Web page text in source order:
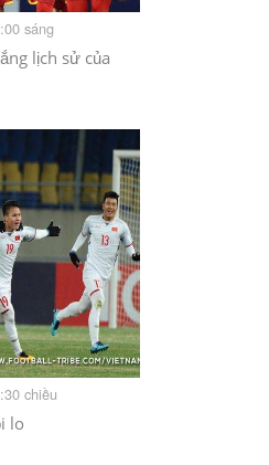
sáng
lịch sử của
chiều
lo